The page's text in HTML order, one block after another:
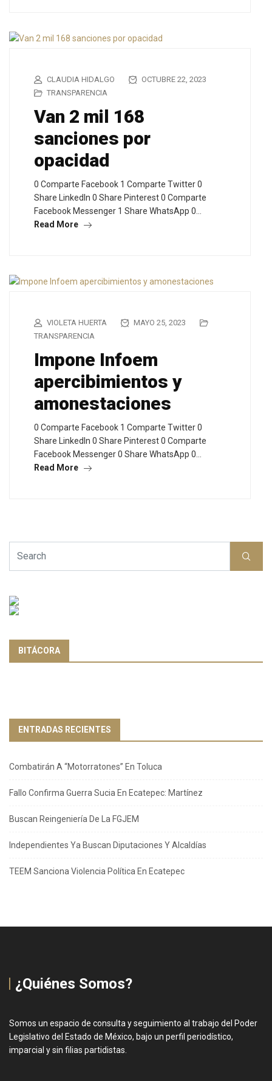
CLAUDIA HIDALGO
OCTUBRE 22, 2023
TRANSPARENCIA
Van 2 mil 168
sanciones por
opacidad
0 Comparte Facebook 1 Comparte Twitter 0
Share LinkedIn 0 Share Pinterest 0 Comparte
Facebook Messenger 1 Share WhatsApp 0…
Read More
VIOLETA HUERTA
MAYO 25, 2023
TRANSPARENCIA
Impone Infoem
apercibimientos y
amonestaciones
0 Comparte Facebook 1 Comparte Twitter 0
Share LinkedIn 0 Share Pinterest 0 Comparte
Facebook Messenger 0 Share WhatsApp 0…
Read More
BITÁCORA
ENTRADAS RECIENTES
Combatirán A “Motorratones” En Toluca
Fallo Confirma Guerra Sucia En Ecatepec: Martínez
Buscan Reingeniería De La FGJEM
Independientes Ya Buscan Diputaciones Y Alcaldías
TEEM Sanciona Violencia Política En Ecatepec
¿Quiénes Somos?
Somos un espacio de consulta y seguimiento al trabajo del Poder
Legislativo del Estado de México, bajo un perfil periodístico,
imparcial y sin filias partidistas.